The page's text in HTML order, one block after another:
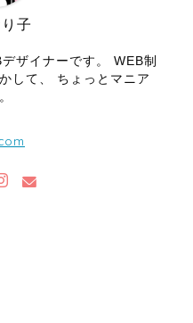
子
ザイナーです。 WEB制
して、 ちょっとマニア